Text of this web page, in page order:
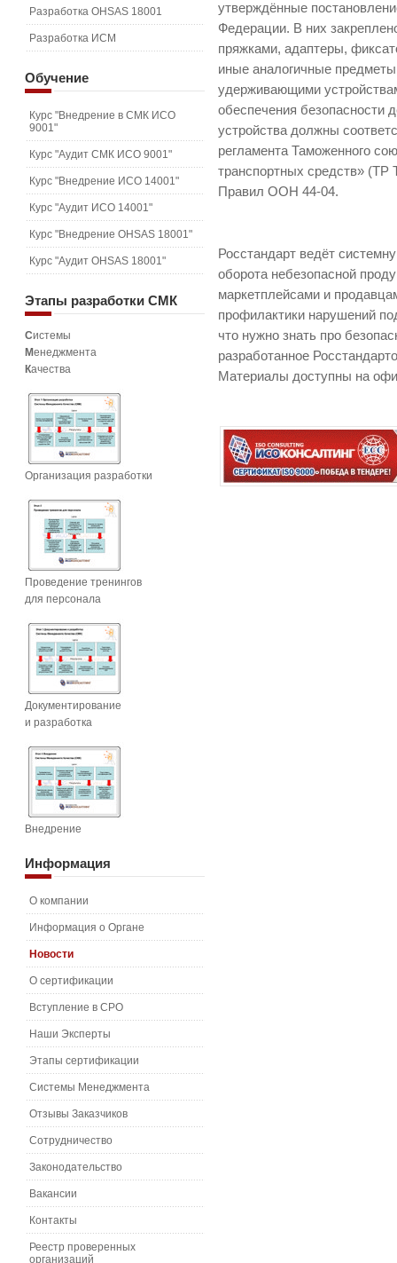
утверждённые
Федерации. В них
пряжками, адаптеры,
иные аналогичные
удерживающими
обеспечения безопасности
устройства должны
регламента Таможенного
транспортных средств» (ТР
Правил ООН 44-04.
Росстандарт ведёт
оборота небезопасной
маркетплейсами и
профилактики нарушений
что нужно знать про
разработанное
Материалы доступны на
Разработка OHSAS 18001
Разработка ИСМ
Обучение
Курс "Внедрение в СМК ИСО
9001"
Курс "Аудит СМК ИСО 9001"
Курс "Внедрение ИСО 14001"
Курс "Аудит ИСО 14001"
Курс "Внедрение OHSAS 18001"
Курс "Аудит OHSAS 18001"
Этапы разработки СМК
Системы
Менеджмента
Качества
Организация разработки
Проведение тренингов
для персонала
Документирование
и разработка
Внедрение
Информация
О компании
Информация о Органе
Новости
О сертификации
Вступление в СРО
Наши Эксперты
Этапы сертификации
Системы Менеджмента
Отзывы Заказчиков
Сотрудничество
Законодательство
Вакансии
Контакты
Реестр проверенных
организаций